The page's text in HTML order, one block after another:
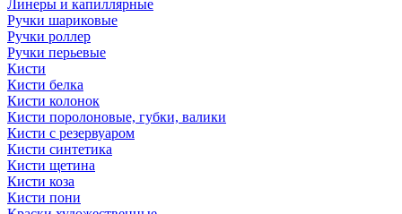
Линеры и капиллярные
Ручки шариковые
Ручки роллер
Ручки перьевые
Кисти
Кисти белка
Кисти колонок
Кисти поролоновые, губки, валики
Кисти с резервуаром
Кисти синтетика
Кисти щетина
Кисти коза
Кисти пони